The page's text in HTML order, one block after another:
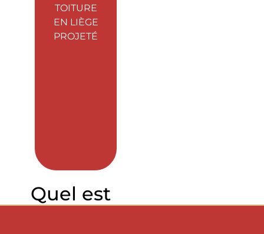
TOITURE
EN LIÈGE
PROJETÉ
Quel est